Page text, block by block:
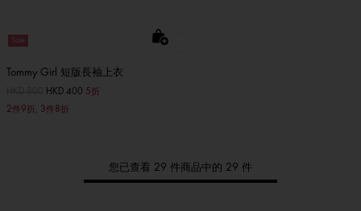
Sale
Tommy Girl 短版長袖上衣
價格扣減從至HKD 400 5折
2件9折, 3件8折
您已查看 29 件商品中的 29 件